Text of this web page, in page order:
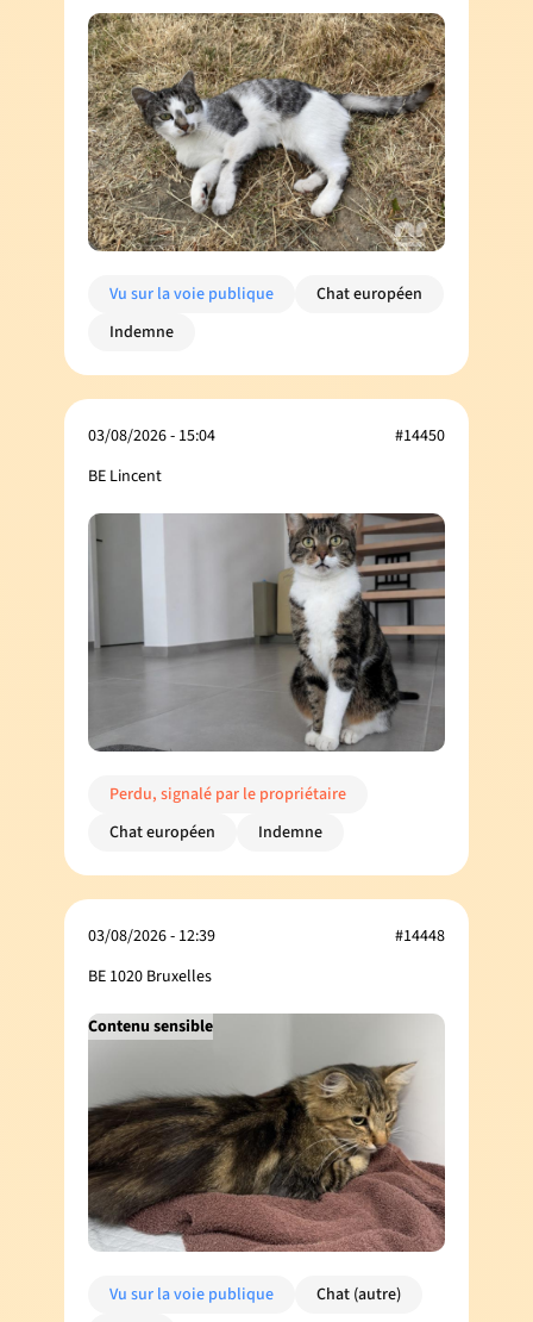
Vu sur la voie publique
Chat européen
Indemne
03/08/2026 - 15:04
BE Lincent
#14450
Perdu, signalé par le propriétaire
Chat européen
Indemne
03/08/2026 - 12:39
BE 1020 Bruxelles
#14448
Contenu sensible
Vu sur la voie publique
Chat (autre)